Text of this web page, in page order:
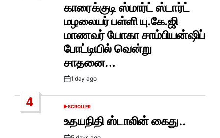
காரைக்குடி ஸ்மார்ட் ஸ்டார்ட்
மழலையர் பள்ளி யு.கே.ஜி
மாணவர் யோகா சாம்பியன்ஷிப்
போட்டியில் வென்று
சாதனை…
Post1 day ago
4
POSTED
SCROLLER
உதயநிதி ஸ்டாலின் கைது..